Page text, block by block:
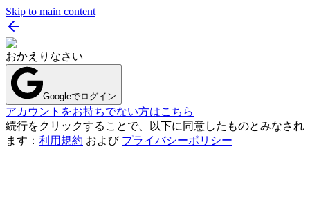
Skip to main content
おかえりなさい
Googleでログイン
アカウントをお持ちでない方はこちら
続行をクリックすることで、以下に同意したものとみなされ
ます： 利用規約 および プライバシーポリシー